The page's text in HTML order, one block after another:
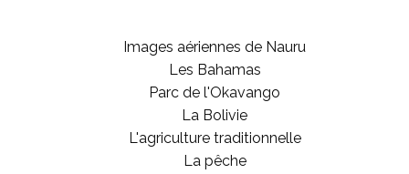
Images aériennes de Nauru
Les Bahamas
Parc de l'Okavango
La Bolivie
L'agriculture traditionnelle
La pêche